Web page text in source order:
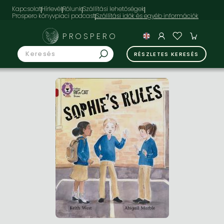
KapcsolatHírlevélRólunkSzállítási lehetőségek
Prospero könyvpiaci podcast
PROSPERO
RÉSZLETES KERESÉS